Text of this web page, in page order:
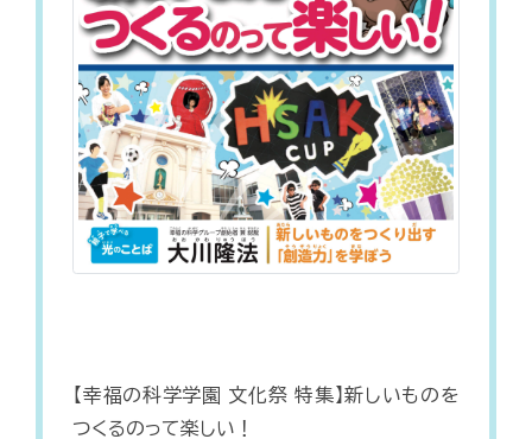
【幸福の科学学園 文化祭 特集】新しいものを
つくるのって楽しい！